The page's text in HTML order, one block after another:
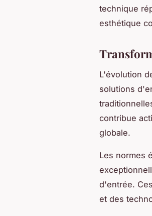
technique
esthétique
L'évolution
solutions
contribue
globale.
Les normes
d'entrée.
et des